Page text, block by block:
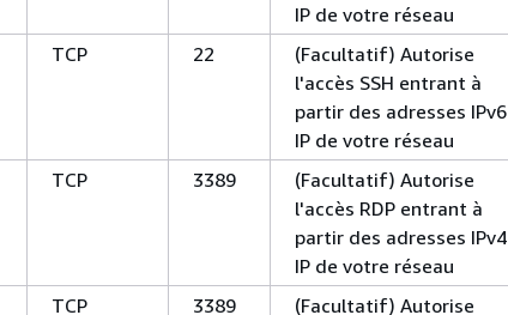
IP de votre réseau
TCP 22
(Facultatif) Autorise
l'accès SSH entrant à
partir des adresses IPv6
IP de votre réseau
TCP 3389
(Facultatif) Autorise
l'accès RDP entrant à
partir des adresses IPv4
IP de votre réseau
TCP 3389 (Facultatif) Autorise